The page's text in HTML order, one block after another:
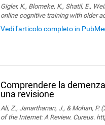
Gigler, K., Blomeke, K., Shatil, E.,
online cognitive training with older
Vedi l'articolo completo in
Comprendere la
una revisione
Ali, Z., Janarthanan, J., & Mohan,
of the Internet: A Review. Cureus.